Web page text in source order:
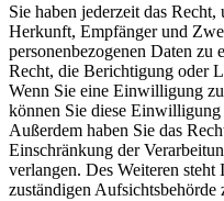
Sie haben jederzeit das
Herkunft, Empfänger und
personenbezogenen Daten zu
Recht, die Berichtigung oder
Wenn Sie eine Einwilligung
können Sie diese
Außerdem haben Sie das
Einschränkung der
verlangen. Des Weiteren
zuständigen Aufsichtsbehörde